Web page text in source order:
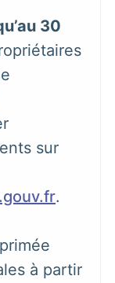
30
sur
.
à partir